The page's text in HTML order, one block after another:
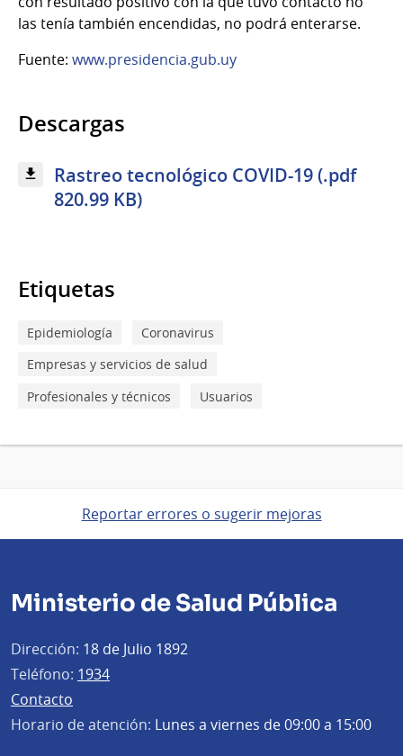
las tenía también encendidas, no podrá enterarse.
Fuente: www.presidencia.gub.uy
Descargas
Rastreo tecnológico COVID-19 (.pdf
820.99 KB)
Etiquetas
Epidemiología
Coronavirus
Empresas y servicios de salud
Profesionales y técnicos
Usuarios
Reportar errores o sugerir mejoras
Ministerio de Salud Pública
Dirección: 18 de Julio 1892
Teléfono: 1934
Contacto
Horario de atención: Lunes a viernes de 09:00 a 15:00